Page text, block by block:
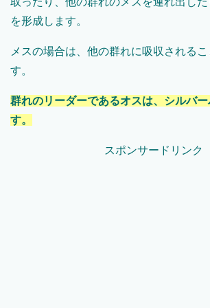
を形成します。
メスの場合は、他の群れに吸収される
す。
群れのリーダーであるオスは、シルバ
す。
スポンサードリンク